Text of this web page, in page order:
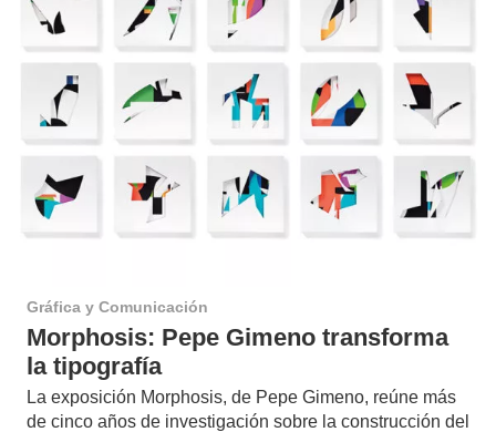
Gráfica y Comunicación
Morphosis: Pepe Gimeno transforma
la tipografía
La exposición Morphosis, de Pepe Gimeno, reúne más
de cinco años de investigación sobre la construcción del